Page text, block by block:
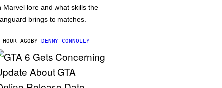
Marvel lore and what skills the
brings to matches.
HOUR AGOBY DENNY CONNOLLY